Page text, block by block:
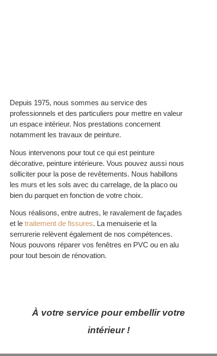
Depuis 1975, nous sommes au service des
professionnels et des particuliers pour mettre en valeur
un espace intérieur. Nos prestations concernent
notamment les travaux de peinture.
Nous intervenons pour tout ce qui est peinture
décorative, peinture intérieure. Vous pouvez aussi nous
solliciter pour la pose de revêtements. Nous habillons
les murs et les sols avec du carrelage, de la placo ou
bien du parquet en fonction de votre choix.
Nous réalisons, entre autres, le ravalement de façades
et le traitement de fissures. La menuiserie et la
serrurerie relèvent également de nos compétences.
Nous pouvons réparer vos fenêtres en PVC ou en alu
pour tout besoin de rénovation.
À votre service pour embellir votre
intérieur !